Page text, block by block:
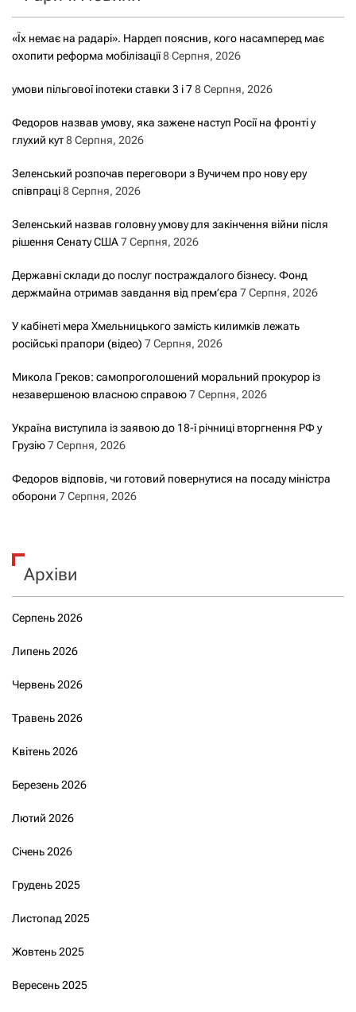
«Їх немає на радарі». Нардеп пояснив, кого насамперед має
охопити реформа мобілізації8 Серпня, 2026
умови пільгової іпотеки ставки 3 і 78 Серпня, 2026
Федоров назвав умову, яка зажене наступ Росії на фронті у
глухий кут8 Серпня, 2026
Зеленський розпочав переговори з Вучичем про нову еру
співпраці8 Серпня, 2026
Зеленський назвав головну умову для закінчення війни після
рішення Сенату США7 Серпня, 2026
Державні склади до послуг постраждалого бізнесу. Фонд
держмайна отримав завдання від прем’єра 7 Серпня, 2026
У кабінеті мера Хмельницького замість килимків лежать
російські прапори (відео) 7 Серпня, 2026
Микола Греков: самопроголошений моральний прокурор із
незавершеною власною справою7 Серпня, 2026
Україна виступила із заявою до 18-ї річниці вторгнення РФ у
Грузію7 Серпня, 2026
Федоров відповів, чи готовий повернутися на посаду міністра
оборони 7 Серпня, 2026
Архіви
Серпень 2026
Липень 2026
Червень 2026
Травень 2026
Квітень 2026
Березень 2026
Лютий 2026
Січень 2026
Грудень 2025
Листопад 2025
Жовтень 2025
Вересень 2025